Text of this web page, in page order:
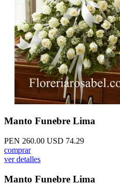
Manto Funebre Lima
PEN 260.00 USD 74.29
comprar
ver detalles
Manto Funebre Lima